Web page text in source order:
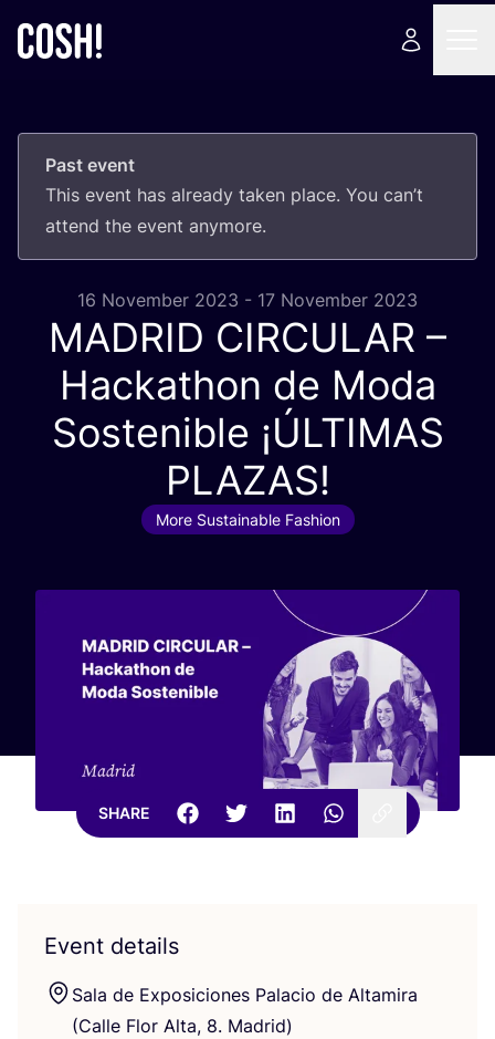
Past event
This event has already taken place. You can’t
attend the event anymore.
16 November 2023 - 17 November 2023
MADRID CIRCULAR –
Hackathon de Moda
Sostenible ¡ÚLTIMAS
PLAZAS!
More Sustainable Fashion
SHARE
Event details
Sala de Exposiciones Palacio de Altamira
(Calle Flor Alta, 8. Madrid)